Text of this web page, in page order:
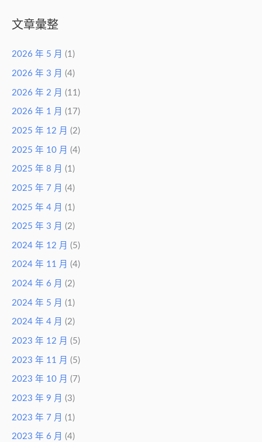
文章彙整
2026 年 5 月 (1)
2026 年 3 月 (4)
2026 年 2 月 (11)
2026 年 1 月 (17)
2025 年 12 月 (2)
2025 年 10 月 (4)
2025 年 8 月 (1)
2025 年 7 月 (4)
2025 年 4 月 (1)
2025 年 3 月 (2)
2024 年 12 月 (5)
2024 年 11 月 (4)
2024 年 6 月 (2)
2024 年 5 月 (1)
2024 年 4 月 (2)
2023 年 12 月 (5)
2023 年 11 月 (5)
2023 年 10 月 (7)
2023 年 9 月 (3)
2023 年 7 月 (1)
2023 年 6 月 (4)